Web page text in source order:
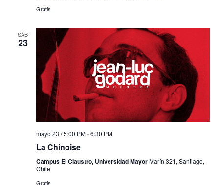
Gratis
SÁB
23
mayo 23 / 5:00 PM-6:30 PM
La Chinoise
Campus El Claustro, Universidad MayorMarín 321, Santiago,
Chile
Gratis